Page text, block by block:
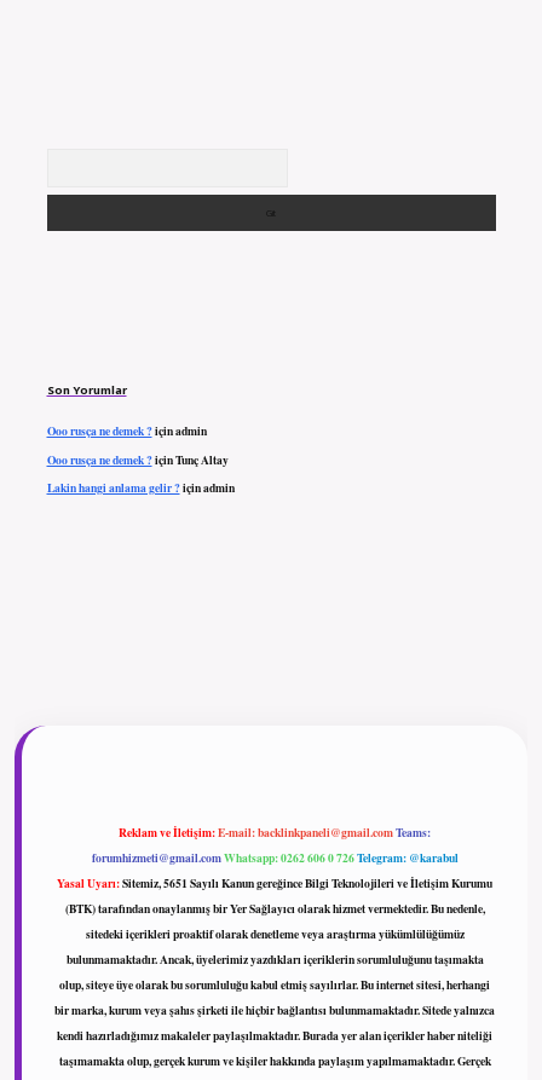
Son Yorumlar
Ooo rusça ne demek ?içinadmin
Ooo rusça ne demek ?içinTunç Altay
Lakin hangi anlama gelir ?içinadmin
Reklam ve İletişim:E-mail:backlinkpaneli@gmail.comTeams:
forumhizmeti@gmail.comWhatsapp: 0262 606 0 726Telegram: @karabul
Yasal Uyarı:Sitemiz, 5651 Sayılı Kanun gereğince Bilgi Teknolojileri ve İletişim Kurumu
(BTK) tarafından onaylanmış bir Yer Sağlayıcı olarak hizmet vermektedir. Bu nedenle,
sitedeki içerikleri proaktif olarak denetleme veya araştırma yükümlülüğümüz
bulunmamaktadır. Ancak, üyelerimiz yazdıkları içeriklerin sorumluluğunu taşımakta
olup, siteye üye olarak bu sorumluluğu kabul etmiş sayılırlar. Bu internet sitesi, herhangi
bir marka, kurum veya şahıs şirketi ile hiçbir bağlantısı bulunmamaktadır. Sitede yalnızca
kendi hazırladığımız makaleler paylaşılmaktadır. Burada yer alan içerikler haber niteliği
taşımamakta olup, gerçek kurum ve kişiler hakkında paylaşım yapılmamaktadır. Gerçek